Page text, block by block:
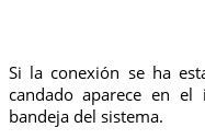
Si la conexión se ha
candado aparece en
bandeja del sistema.